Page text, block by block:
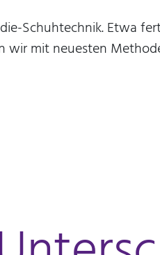
Schuhtechnik. Etwa
wir mit neuesten